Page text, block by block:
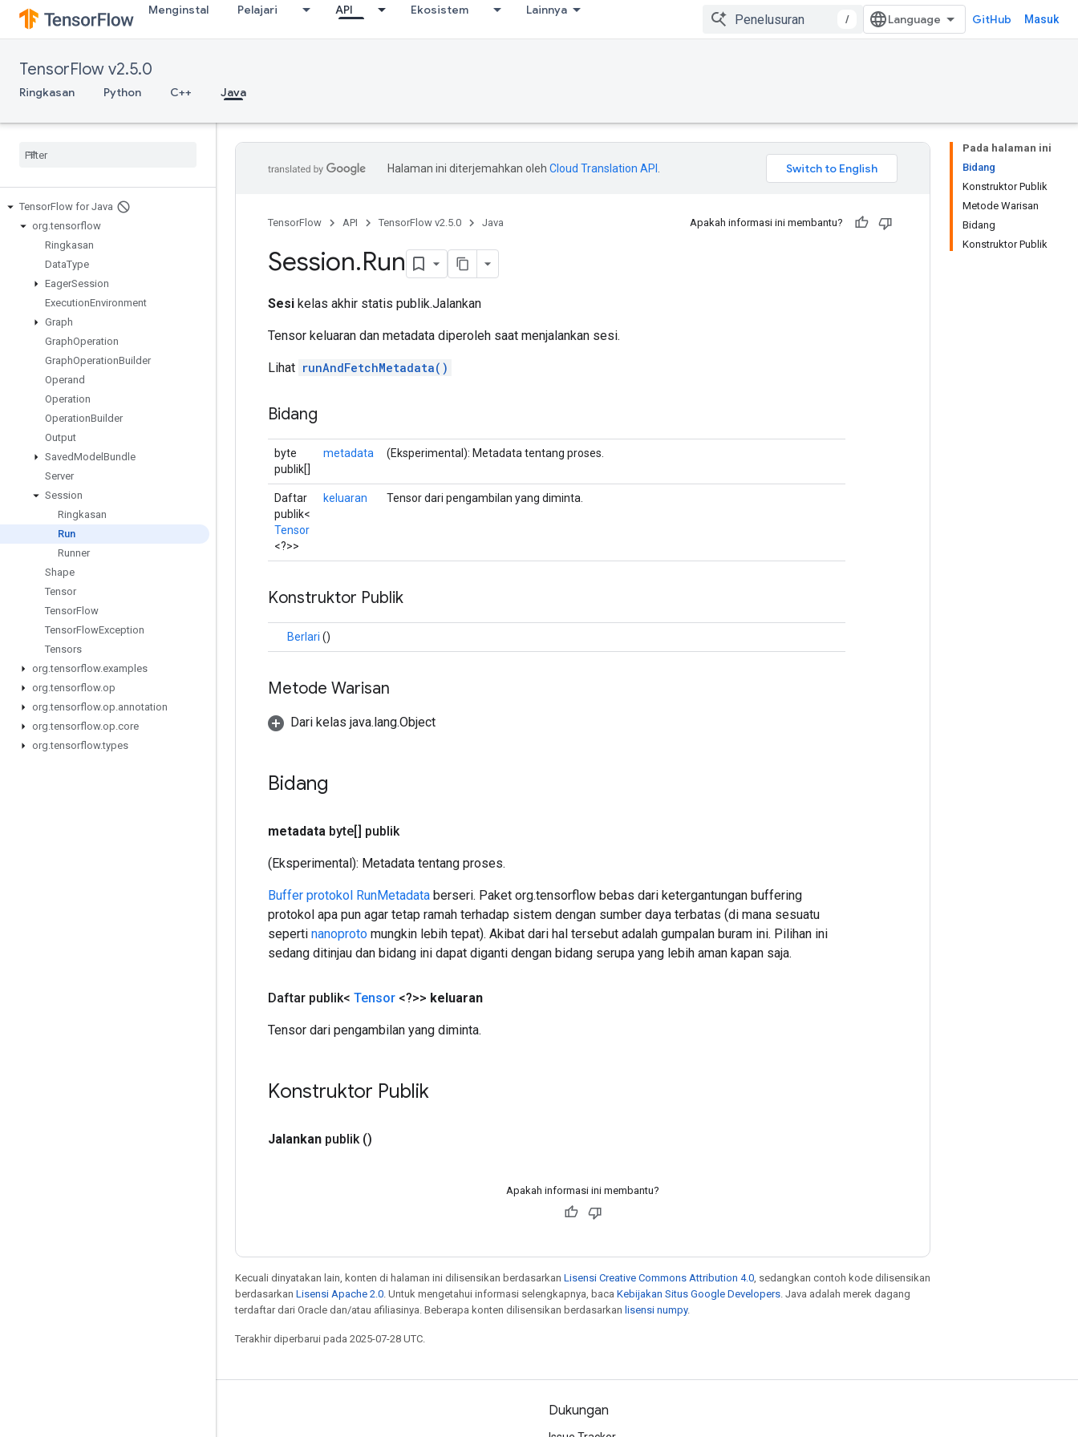
Menginstal Pelajari API Ekosistem Lainnya
/ GitHub Masuk
TensorFlow v2.5.0
Ringkasan Python C++ Java
TensorFlow for Java
org.tensorflow
Ringkasan
DataType
EagerSession
ExecutionEnvironment
Graph
GraphOperation
GraphOperationBuilder
Operand
Operation
OperationBuilder
Output
SavedModel Bundle
Server
Session
Ringkasan
Run
Runner
Shape
Tensor
TensorFlow
TensorFlowException
Tensors
org.tensorflow.examples
org.tensorflow.op
org.tensorflow.op.annotation
org.tensorflow.op.core
org.tensorflow.types
Pada halaman ini
Bidang
Konstruktor Publik
Metode Warisan
Bidang
Konstruktor Publik
Halaman ini diterjemahkan oleh Cloud Translation API
TensorFlow API TensorFlow v2.5.0 Java Apakah informasi ini membantu?
Session.Run
Sesi kelas akhir statis publik.Jalankan
Tensor keluaran dan metadata diperoleh saat menjalankan sesi.
Lihat runAndFetchMetadata()
Bidang
byte
publik[]
metadata (Eksperimental): Metadata tentang proses.
Daftar
publik<
Tensor
<?>>
keluaran Tensor dari pengambilan yang diminta.
Konstruktor Publik
Berlari ()
Metode Warisan
Dari kelas java.lang.Object
Bidang
metadata byte[] publik
(Eksperimental): Metadata tentang proses.
Buffer protokol RunMetadata berseri. Paket org.tensorflow bebas dari ketergantungan buffering
protokol apa pun agar tetap ramah terhadap sistem dengan sumber daya terbatas (di mana sesuatu
seperti nanoproto mungkin lebih tepat). Akibat dari hal tersebut adalah gumpalan buram ini. Pilihan ini
sedang ditinjau dan bidang ini dapat diganti dengan bidang serupa yang lebih aman kapan saja.
Daftar publik< Tensor <?>> keluaran
Tensor dari pengambilan yang diminta.
Konstruktor Publik
Jalankan publik ()
Apakah informasi ini membantu?
Kecuali dinyatakan lain, konten di halaman ini dilisensikan berdasarkan Lisensi Creative Commons Attribution 4.0 , sedangkan contoh kode dilisensikan
berdasarkan Lisensi Apache 2.0 . Untuk mengetahui informasi selengkapnya, baca Kebijakan Situs Google Developers . Java adalah merek dagang
terdaftar dari Oracle dan/atau afiliasinya. Beberapa konten dilisensikan berdasarkan lisensi numpy.
Terakhir diperbarui pada 2025-07-28 UTC.
Dukungan